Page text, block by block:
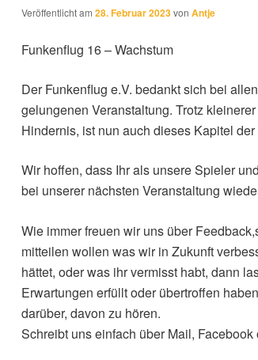
Veröffentlicht am 28. Februar 2023von Antje
Funkenflug 16 – Wachstum
Der Funkenflug e.V. bedankt sich bei
gelungenen Veranstaltung. Trotz
Hindernis, ist nun auch dieses Kapitel
Wir hoffen, dass Ihr als unsere Spieler
bei unserer nächsten Veranstaltung
Wie immer freuen wir uns über
mitteilen wollen was wir in Zukunft
hättet, oder was ihr vermisst habt, dann
Erwartungen erfüllt oder übertroffen
darüber, davon zu hören.
Schreibt uns einfach über Mail,